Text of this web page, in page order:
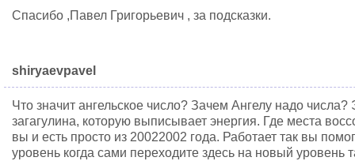
Спасибо ,Павел Григорьевич , за подсказки.
shiryaevpavel
Что значит ангельское число? Зачем Ангелу надо числа?
загагулина, которую выписывает энергия. Где места
вы и есть просто из 20022002 года. Работает так вы
уровень когда сами переходите здесь на новый уровень